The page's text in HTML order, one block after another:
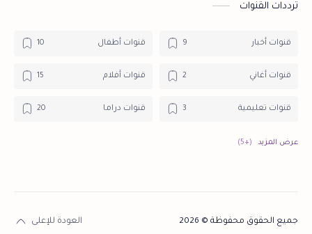
ترددات القنوات
قنوات أخبار قنوات أطفال
قنوات أغاني قنوات أفلام
قنوات تعليمية قنوات دراما
قنوات دينية
جميع الحقوق محفوظة © 2026